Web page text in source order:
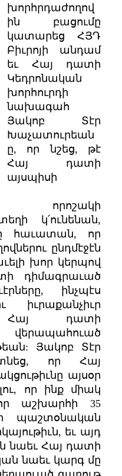
խորհրդաժողով
ին բացումը
կատարեց ՀՅԴ
Բիւրոյի անդամ
եւ Հայ դատի
Կեդրոնական
խորհուրդի
նախագահ
Յակոբ Տէր
Խաչատուրեան
ը, որ նշեց, թէ
Հայ դատի
այսպիսի
որոշակի
կ՛ունենան,
հաւատան, որ
ընդմէջէն
խոր կերպով
դիմագրաւած
ինչպէս
իւրաքանչիւր
Հայ դատի
վերապահուած
Յակոբ Տէր
որ Հայ
այսօր
որ ինք միակ
որ աշխարհի 35
պաշտօնական
եւ այդ
նաեւ Հայ դատի
նաեւ կարգ մը